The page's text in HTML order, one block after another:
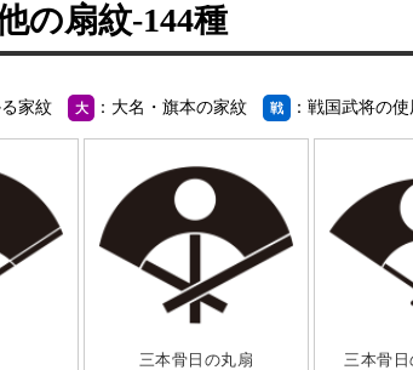
の扇紋-144種
家紋 大 ：大名・旗本の家紋 戦 ：戦国武将の
三本骨日の丸扇
三本骨日